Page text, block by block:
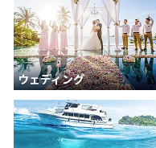
ウェディング